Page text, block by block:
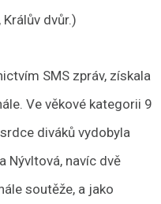
dvůr.)
SMS zpráv, získala
Ve věkové kategorii 9
diváků vydobyla
Nývltová, navíc dvě
soutěže, a jako